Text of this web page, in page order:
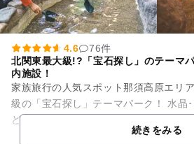
4.6
76件
北関東最大級!?「宝石探し」のテーマ
内施設！
家族旅行の人気スポット那須高原エリ
級の「宝石探し」テーマパーク！ 水晶
ど、パワーストーンが制限時間内取り
大人もハマるおもしろさ！...続きをみる